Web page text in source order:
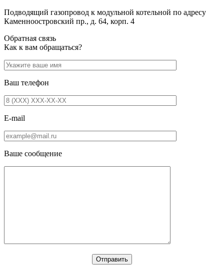
Подводящий газопровод к модульной котельной по адресу
Каменноостровский пр., д. 64, корп. 4
Обратная связь
Как к вам обращаться?
Ваш телефон
E-mail
Ваше сообщение